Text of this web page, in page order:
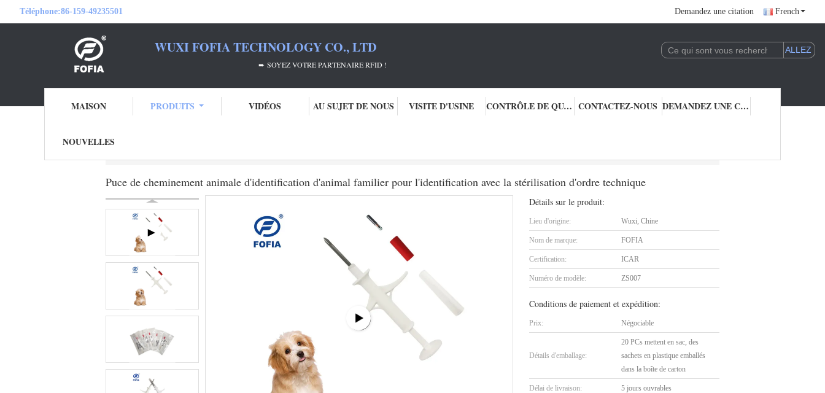
Téléphone:86-159-49235501 Demandez une citation French
WUXI FOFIA TECHNOLOGY CO., LTD
➨ SOYEZ VOTRE PARTENAIRE RFID !
MAISON PRODUITS VIDÉOS AU SUJET DE NOUS VISITE D'USINE CONTRÔLE DE QUALITÉ CONTACTEZ-NOUS DEMANDEZ UNE CITATION
NOUVELLES
Puce de cheminement animale d'identification d'animal familier pour l'identification avec la stérilisation d'ordre technique
Détails sur le produit:
Lieu d'origine: Wuxi, Chine
Nom de marque: FOFIA
Certification: ICAR
Numéro de modèle: ZS007
Conditions de paiement et expédition:
Prix: Négociable
Détails d'emballage:
20 PCs mettent en sac, des
sachets en plastique emballés
dans la boîte de carton
Délai de livraison: 5 jours ouvrables